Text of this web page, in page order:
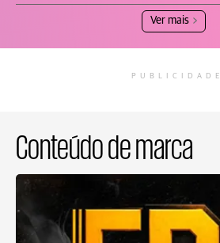
Ver mais
PUBLICIDADE
Conteúdo de marca